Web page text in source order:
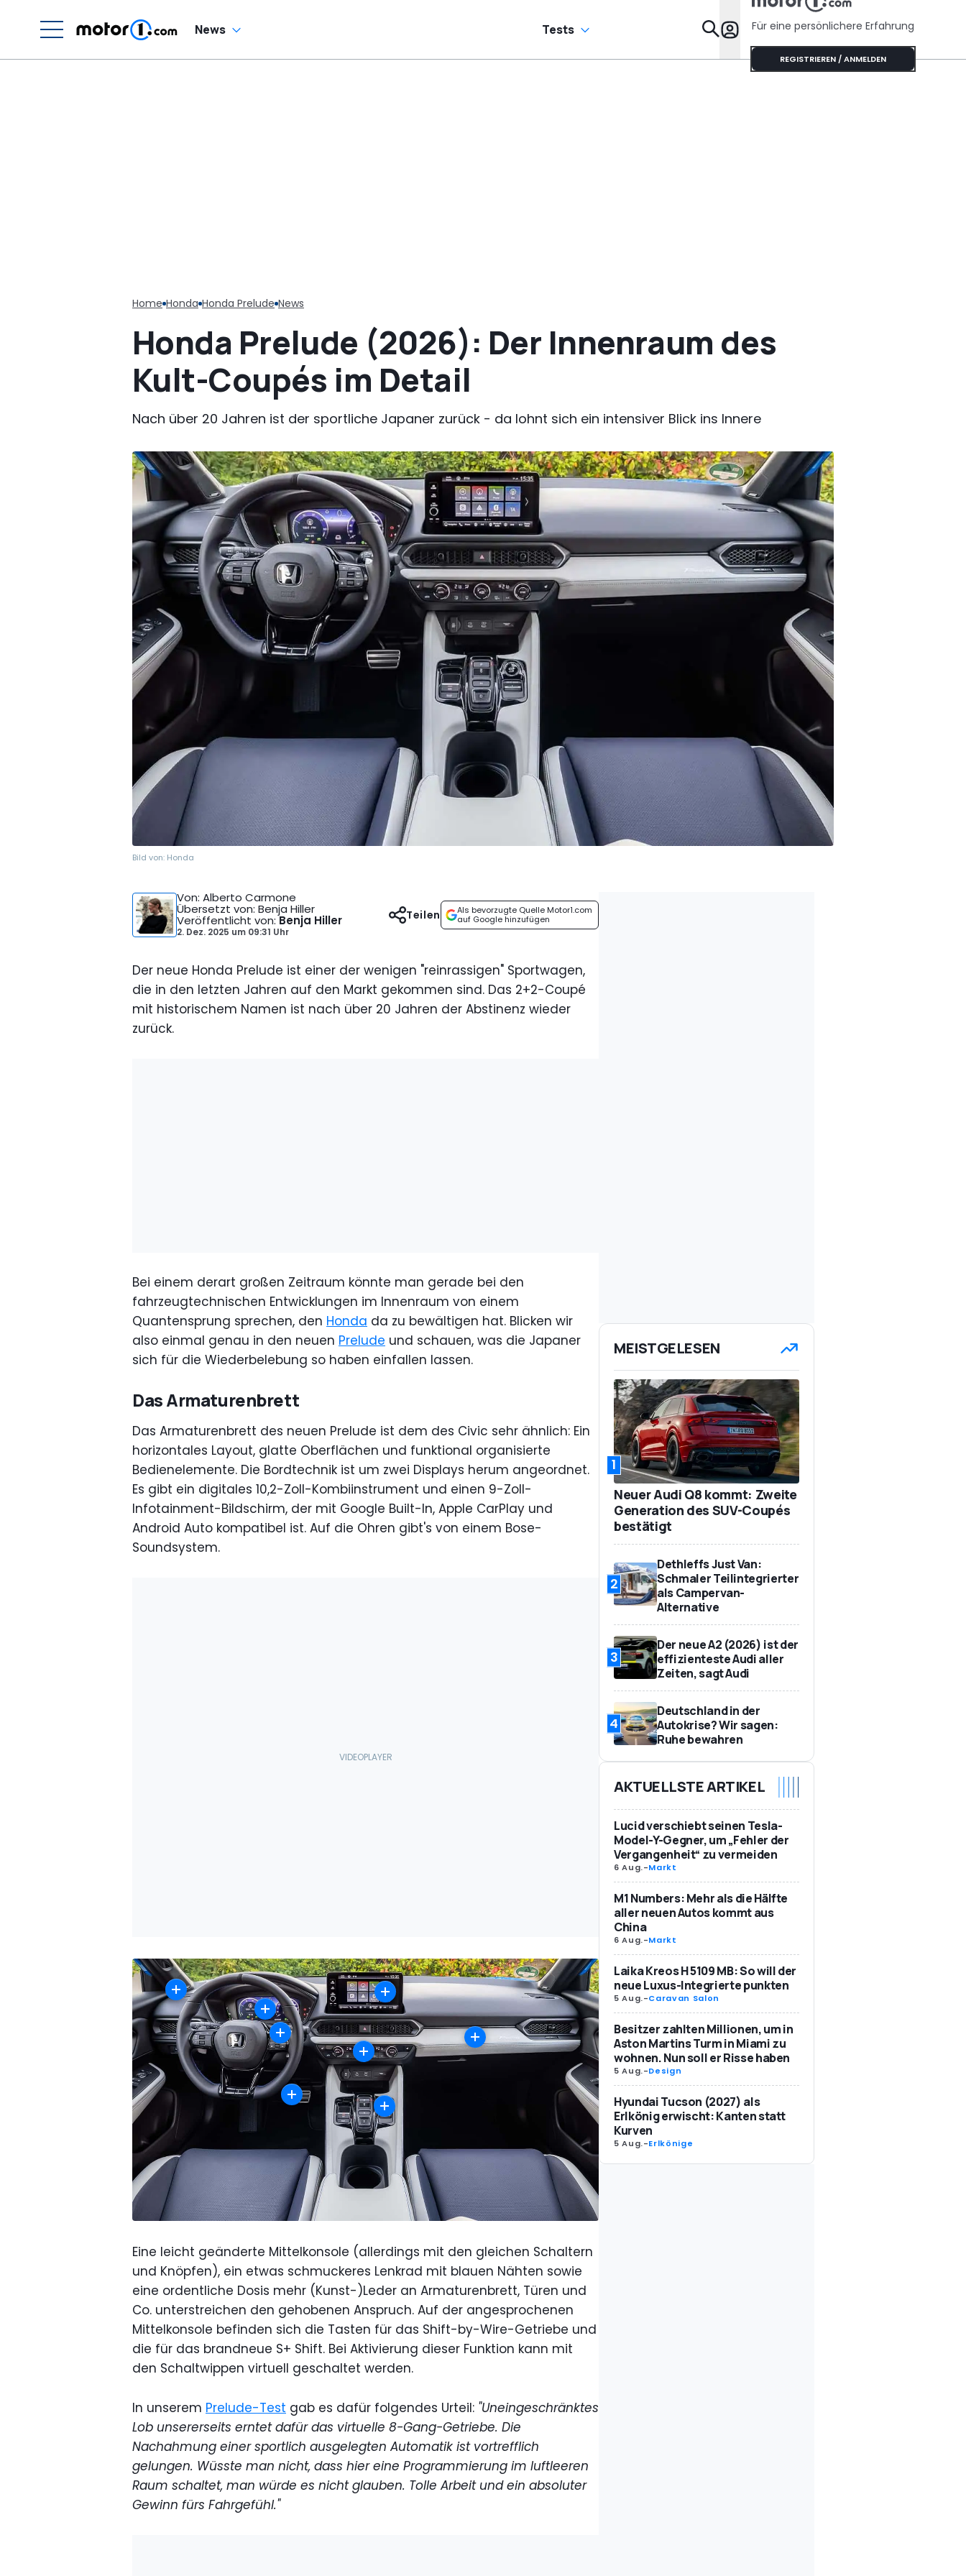
News Tests Specials
Für eine persönlichere Erfahrung
REGISTRIEREN / ANMELDEN
Home Honda Honda Prelude News
Honda Prelude (2026): Der Innenraum des
Kult-Coupés im Detail
Nach über 20 Jahren ist der sportliche Japaner zurück - da lohnt sich ein intensiver Blick ins Innere
Bild von: Honda
Von: Alberto Carmone
Übersetzt von: Benja Hiller
Veröffentlicht von:Benja Hiller
2. Dez. 2025 um 09:31 Uhr
Als bevorzugte Quelle Motor1.com
auf Google hinzufügen
Teilen
Der neue Honda Prelude ist einer der wenigen "reinrassigen" Sportwagen,
die in den letzten Jahren auf den Markt gekommen sind. Das 2+2-Coupé
mit historischem Namen ist nach über 20 Jahren der Abstinenz wieder
zurück.
Bei einem derart großen Zeitraum könnte man gerade bei den
fahrzeugtechnischen Entwicklungen im Innenraum von einem
Quantensprung sprechen, den Honda da zu bewältigen hat. Blicken wir
also einmal genau in den neuen Prelude und schauen, was die Japaner
sich für die Wiederbelebung so haben einfallen lassen.
Das Armaturenbrett
Das Armaturenbrett des neuen Prelude ist dem des Civic sehr ähnlich: Ein
horizontales Layout, glatte Oberflächen und funktional organisierte
Bedienelemente. Die Bordtechnik ist um zwei Displays herum angeordnet.
Es gibt ein digitales 10,2-Zoll-Kombiinstrument und einen 9-Zoll-
Infotainment-Bildschirm, der mit Google Built-In, Apple CarPlay und
Android Auto kompatibel ist. Auf die Ohren gibt's von einem Bose-
Soundsystem.
Eine leicht geänderte Mittelkonsole (allerdings mit den gleichen Schaltern
und Knöpfen), ein etwas schmuckeres Lenkrad mit blauen Nähten sowie
eine ordentliche Dosis mehr (Kunst-)Leder an Armaturenbrett, Türen und
Co. unterstreichen den gehobenen Anspruch. Auf der angesprochenen
Mittelkonsole befinden sich die Tasten für das Shift-by-Wire-Getriebe und
die für das brandneue S+ Shift. Bei Aktivierung dieser Funktion kann mit
den Schaltwippen virtuell geschaltet werden.
In unserem Prelude-Test gab es dafür folgendes Urteil: "Uneingeschränktes
Lob unsererseits erntet dafür das virtuelle 8-Gang-Getriebe. Die
Nachahmung einer sportlich ausgelegten Automatik ist vortrefflich
gelungen. Wüsste man nicht, dass hier eine Programmierung im luftleeren
Raum schaltet, man würde es nicht glauben. Tolle Arbeit und ein absoluter
Gewinn fürs Fahrgefühl."
MEISTGELESEN
1
Neuer Audi Q8 kommt: Zweite
Generation des SUV-Coupés
bestätigt
2
Dethleffs Just Van:
Schmaler Teilintegrierter
als Campervan-
Alternative
3
Der neue A2 (2026) ist der
effizienteste Audi aller
Zeiten, sagt Audi
4
Deutschland in der
Autokrise? Wir sagen:
Ruhe bewahren
AKTUELLSTE ARTIKEL
Lucid verschiebt seinen Tesla-
Model-Y-Gegner, um „Fehler der
Vergangenheit“ zu vermeiden
6 Aug.-Markt
M1 Numbers: Mehr als die Hälfte
aller neuen Autos kommt aus
China
6 Aug.-Markt
Laika Kreos H 5109 MB: So will der
neue Luxus-Integrierte punkten
5 Aug.-Caravan Salon
Besitzer zahlten Millionen, um in
Aston Martins Turm in Miami zu
wohnen. Nun soll er Risse haben
5 Aug.-Design
Hyundai Tucson (2027) als
Erlkönig erwischt: Kanten statt
Kurven
5 Aug.-Erlkönige